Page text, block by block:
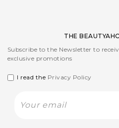
THE
Subscribe to the Newsletter to
exclusive promotions
I read the Privacy Policy